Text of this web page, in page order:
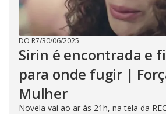
DO R7/30/06/2025
Sirin é encontrada e
para onde fugir |
Mulher
Novela vai ao ar às 21h, na tela da